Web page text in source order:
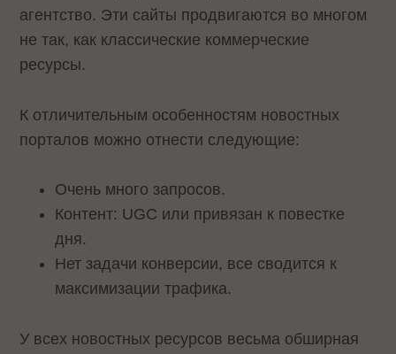
агентство. Эти сайты продвигаются во многом
не так, как классические коммерческие
ресурсы.
К отличительным особенностям новостных
порталов можно отнести следующие:
Очень много запросов.
Контент: UGC или привязан к повестке
дня.
Нет задачи конверсии, все сводится к
максимизации трафика.
У всех новостных ресурсов весьма обширная